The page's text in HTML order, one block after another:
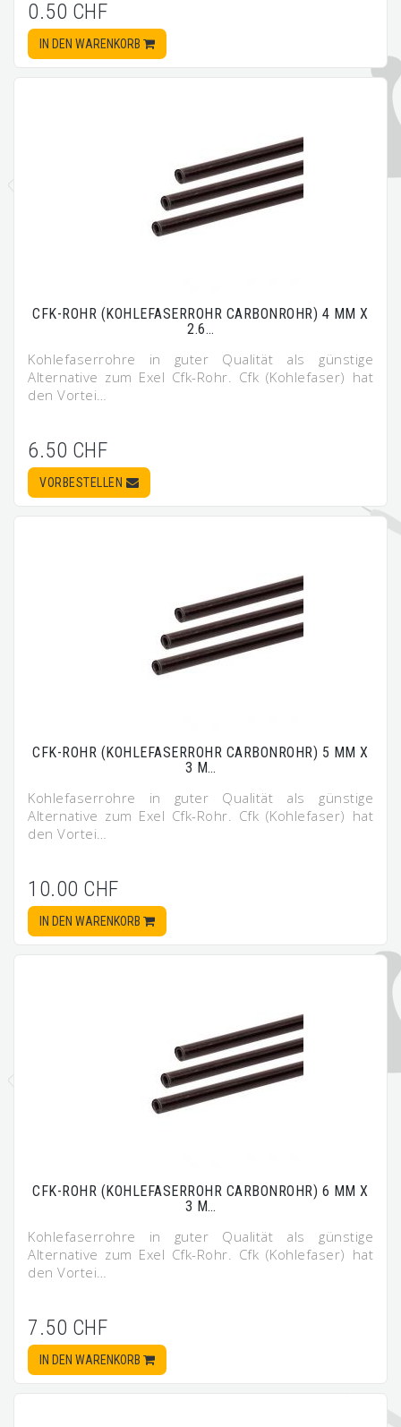
0.50 CHF
IN DEN WARENKORB
CFK-ROHR (KOHLEFASERROHR CARBONROHR) 4 MM X
2.6…
Kohlefaserrohre in guter Qualität als günstige
Alternative zum Exel Cfk-Rohr. Cfk (Kohlefaser) hat
den Vortei…
6.50 CHF
VORBESTELLEN
CFK-ROHR (KOHLEFASERROHR CARBONROHR) 5 MM X
3 M…
Kohlefaserrohre in guter Qualität als günstige
Alternative zum Exel Cfk-Rohr. Cfk (Kohlefaser) hat
den Vortei…
10.00 CHF
IN DEN WARENKORB
CFK-ROHR (KOHLEFASERROHR CARBONROHR) 6 MM X
3 M…
Kohlefaserrohre in guter Qualität als günstige
Alternative zum Exel Cfk-Rohr. Cfk (Kohlefaser) hat
den Vortei…
7.50 CHF
IN DEN WARENKORB